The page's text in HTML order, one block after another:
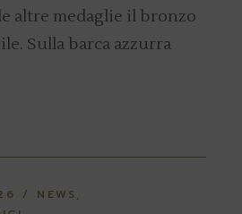
altre medaglie il bronzo
Sulla barca azzurra
NEWS